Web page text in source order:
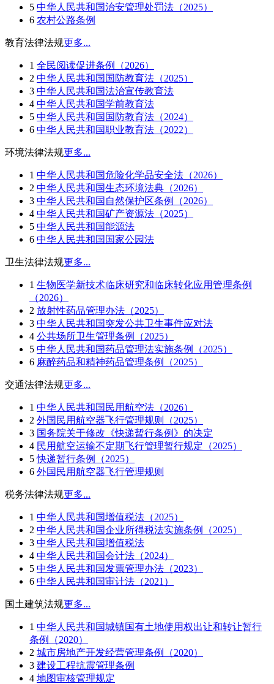
5 中华人民共和国治安管理处罚法（2025）
6 农村公路条例
教育法律法规更多...
1 全民阅读促进条例（2026）
2 中华人民共和国国防教育法（2025）
3 中华人民共和国法治宣传教育法
4 中华人民共和国学前教育法
5 中华人民共和国国防教育法（2024）
6 中华人民共和国职业教育法（2022）
环境法律法规更多...
1 中华人民共和国危险化学品安全法（2026）
2 中华人民共和国生态环境法典（2026）
3 中华人民共和国自然保护区条例（2026）
4 中华人民共和国矿产资源法（2025）
5 中华人民共和国能源法
6 中华人民共和国国家公园法
卫生法律法规更多...
1 生物医学新技术临床研究和临床转化应用管理条例
（2026）
2 放射性药品管理办法（2025）
3 中华人民共和国突发公共卫生事件应对法
4 公共场所卫生管理条例（2025）
5 中华人民共和国药品管理法实施条例（2025）
6 麻醉药品和精神药品管理条例（2025）
交通法律法规更多...
1 中华人民共和国民用航空法（2026）
2 外国民用航空器飞行管理规则（2025）
3 国务院关于修改《快递暂行条例》的决定
4 民用航空运输不定期飞行管理暂行规定（2025）
5 快递暂行条例（2025）
6 外国民用航空器飞行管理规则
税务法律法规更多...
1 中华人民共和国增值税法（2025）
2 中华人民共和国企业所得税法实施条例（2025）
3 中华人民共和国增值税法
4 中华人民共和国会计法（2024）
5 中华人民共和国发票管理办法（2023）
6 中华人民共和国审计法（2021）
国土建筑法规更多...
1 中华人民共和国城镇国有土地使用权出让和转让暂行
条例（2020）
2 城市房地产开发经营管理条例（2020）
3 建设工程抗震管理条例
4 地图审核管理规定